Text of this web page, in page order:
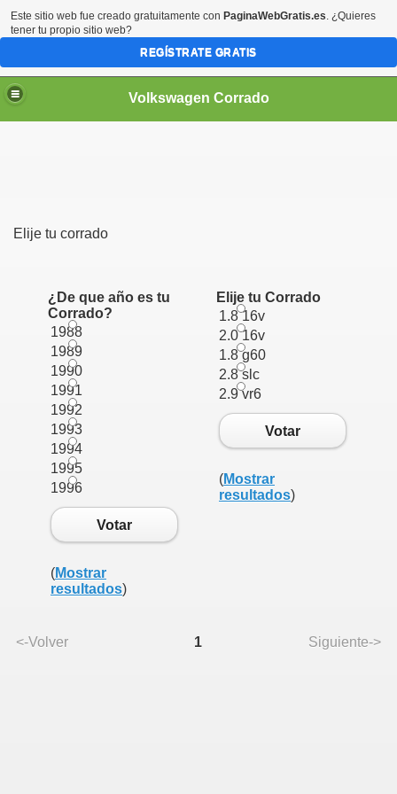
Volkswagen Corrado
Elije tu corrado
¿De que año es tu
Corrado?
1988
1989
1990
1991
1992
1993
1994
1995
1996
Votar
(Mostrar
resultados)
Elije tu Corrado
1.8 16v
2.0 16v
1.8 g60
2.8 slc
2.9 vr6
Votar
(Mostrar
resultados)
<-Volver 1 Siguiente->
Este sitio web fue creado gratuitamente con PaginaWebGratis.es. ¿Quieres
tener tu propio sitio web?
REGÍSTRATE GRATIS